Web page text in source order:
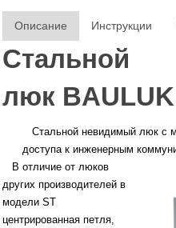
Описание Инструкции
Стальной
люк
Стальной невидимый люк с
доступа к инженерным
В отличие от люков
других производителей в
модели ST
центрированная петля,